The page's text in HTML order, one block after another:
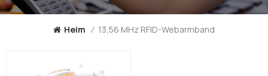
Heim / 13,56 MHz RFID-Webarmband